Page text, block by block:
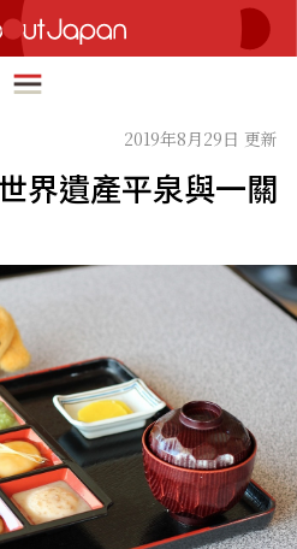
English
简体中文
ภาษาไทย
한국어
日本語
2019年8月29日 更新
界遺產平泉與一關